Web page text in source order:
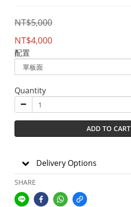
NT$5,000
NT$4,000
配置
Quantity
ADD TO CART
Delivery Options
SHARE